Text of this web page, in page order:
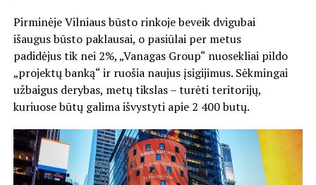
Pirminėje Vilniaus būsto rinkoje beveik dvigubai
išaugus būsto paklausai, o pasiūlai per metus
padidėjus tik nei 2%, „Vanagas Group“ nuosekliai pildo
„projektų banką“ ir ruošia naujus įsigijimus. Sėkmingai
užbaigus derybas, metų tikslas – turėti teritorijų,
kuriuose būtų galima išvystyti apie 2 400 butų.